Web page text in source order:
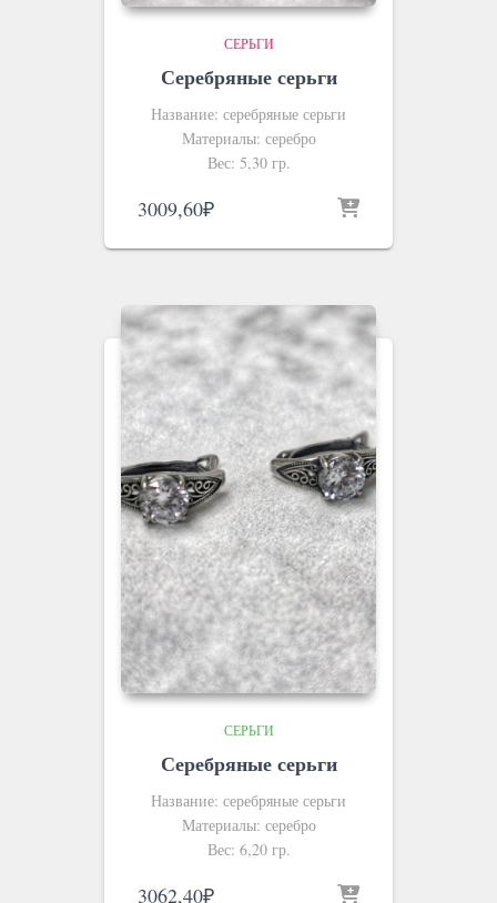
СЕРЬГИ
Серебряные серьги
Название: серебряные серьги
Материалы: серебро
Вес: 5,30 гр.
3009,60₽
СЕРЬГИ
Серебряные серьги
Название: серебряные серьги
Материалы: серебро
Вес: 6,20 гр.
3062,40₽